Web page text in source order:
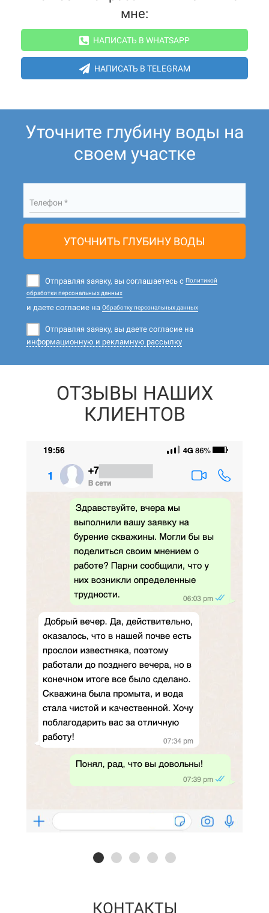
мне:
НАПИСАТЬ В WHATSAPP
НАПИСАТЬ В TELEGRAM
Уточните глубину воды на
своем участке
Телефон *
УТОЧНИТЬ ГЛУБИНУ ВОДЫ
Отправляя заявку, вы соглашаетесь с Политикой
обработки персональных данных
и даете согласие на Обработку персональных данных
Отправляя заявку, вы даете согласие на
информационную и рекламную рассылку
ОТЗЫВЫ НАШИХ
КЛИЕНТОВ
КОНТАКТЫ